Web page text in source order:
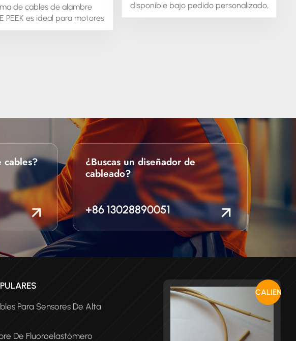
de cables de alambre
PEEK es ideal para motores
generadores,
disponible bajo pedido personalizado,
tanto en estado cristalino como
cables?
¿Buscas un diseñador de
cableado?
+86 13028890051
Para Sensores De Alta
De Fluoroelastómero
CALIENTE